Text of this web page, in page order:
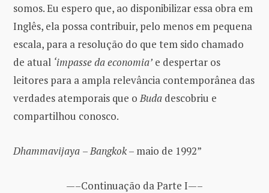
somos. Eu espero que, ao disponibilizar essa obra em
Inglês, ela possa contribuir, pelo menos em pequena
escala, para a resolução do que tem sido chamado
de atual ‘impasse da economia’ e despertar os
leitores para a ampla relevância contemporânea das
verdades atemporais que oBuda descobriu e
compartilhou conosco.
Dhammavijaya –Bangkok– maio de 1992”
—–Continuação da Parte I—–